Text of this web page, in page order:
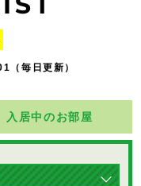
（毎日更新）
入居中のお部屋